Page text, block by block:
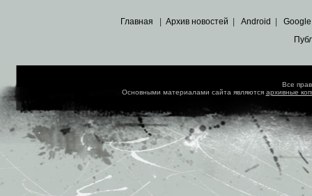
Главная Архив новостей Android Google
Все
Основными материалами сайта являются архивные